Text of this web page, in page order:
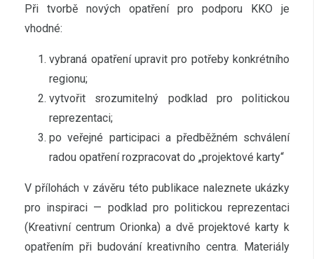
Při tvorbě nových opatření pro podporu KKO je
vhodné:
vybraná opatření upravit pro potřeby konkrétního
regionu;
vytvořit srozumitelný podklad pro politickou
reprezentaci;
po veřejné participaci a předběžném schválení
radou opatření rozpracovat do „projektové karty“
V přílohách v závěru této publikace naleznete ukázky
pro inspiraci — podklad pro politickou reprezentaci
(Kreativní centrum Orionka) a dvě projektové karty k
opatřením při budování kreativního centra. Materiály